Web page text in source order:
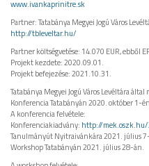
www.ivankaprinitre.sk
Partner: Tatabánya Megyei Jogú Város
http://tbleveltar.hu/
Partner költségvetése: 14.070 EUR, ebből
Projekt kezdete: 2020.09.01.
Projekt befejezése: 2021.10.31.
Tatabánya Megyei Jogú Város Levéltára
Konferencia Tatabányán 2020. október 1-
A konferencia felvétele:
Konferenciakiadvány: http://
Tanulmányút Nyitraivánkára 2021. július
Workshop Tatabányán 2021. július 28-án.